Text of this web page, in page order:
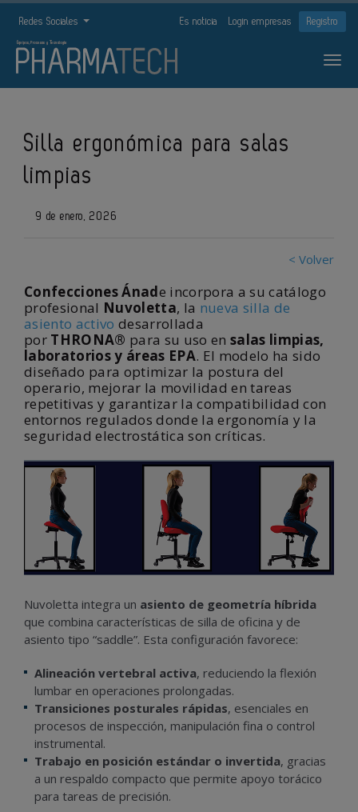
Redes Sociales Es noticia Login empresas Registro
Silla ergonómica para salas
limpias
9 de enero, 2026
< Volver
Confecciones Ánade incorpora a su catálogo
profesional Nuvoletta, la nueva silla de
asiento activo desarrollada
por THRONA® para su uso ensalas limpias,
laboratorios y áreas EPA. El modelo ha sido
diseñado para optimizar la postura del
operario, mejorar la movilidad en tareas
repetitivas y garantizar la compatibilidad con
entornos regulados donde la ergonomía y la
seguridad electrostática son críticas.
Nuvoletta integra un asiento de geometría híbrida
que combina características de silla de oficina y de
asiento tipo “saddle”. Esta configuración favorece:
Alineación vertebral activa, reduciendo la flexión
lumbar en operaciones prolongadas.
Transiciones posturales rápidas, esenciales en
procesos de inspección, manipulación fina o control
instrumental.
Trabajo en posición estándar o invertida, gracias
a un respaldo compacto que permite apoyo torácico
para tareas de precisión.